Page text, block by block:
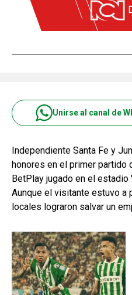
Unirse al canal de
Independiente Santa Fe y
honores en el primer partido
BetPlay jugado en el estadio
Aunque el visitante estuvo a
locales lograron salvar un